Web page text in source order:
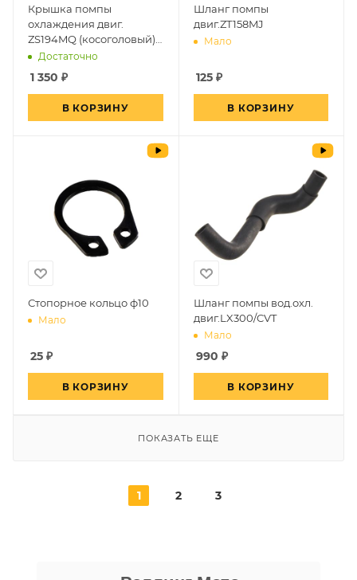
Крышка помпы
охлаждения двиг.
ZS194MQ (косоголовый)
GR7/8
Достаточно
1 350 ₽
В КОРЗИНУ
Шланг помпы
двиг.ZT158MJ
Мало
125₽
В КОРЗИНУ
Стопорное кольцо ф10
Мало
25 ₽
В КОРЗИНУ
Шланг помпы вод.охл.
двиг.LX300/CVT
Мало
990 ₽
В КОРЗИНУ
ПОКАЗАТЬ ЕЩЕ
1 2 3